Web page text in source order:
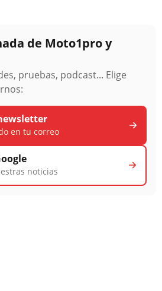
de Moto1pro y
pruebas, podcast... Elige
en tu correo
noticias